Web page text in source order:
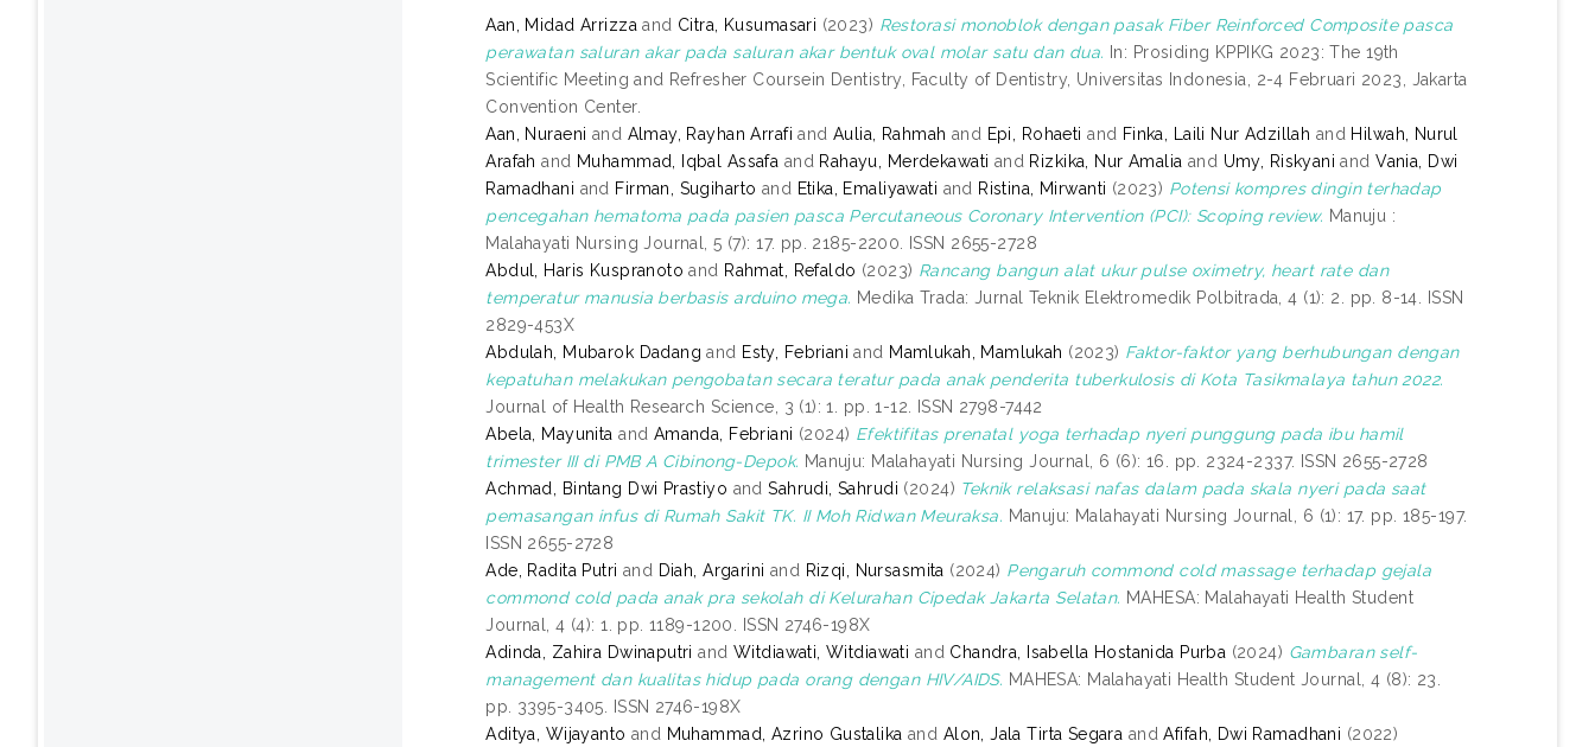
Aan, Midad Arrizza and Citra, Kusumasari (2023) Restorasi monoblok dengan pasak Fiber Reinforced Composite pasca
perawatan saluran akar pada saluran akar bentuk oval molar satu dan dua. In: Prosiding KPPIKG 2023: The 19th
Scientific Meeting and Refresher Coursein Dentistry, Faculty of Dentistry, Universitas Indonesia, 2-4 Februari 2023, Jakarta
Convention Center.
Aan, Nuraeni and Almay, Rayhan Arrafi andAulia, Rahmah and Epi, Rohaeti and Finka, Laili Nur Adzillah and Hilwah, Nurul
Arafah and Muhammad, Iqbal Assafa and Rahayu, Merdekawati and Rizkika, Nur Amalia and Umy, Riskyani andVania, Dwi
Ramadhani and Firman, Sugiharto and Etika, Emaliyawati and Ristina, Mirwanti (2023) Potensi kompres dingin terhadap
pencegahan hematoma pada pasien pasca Percutaneous Coronary Intervention (PCI): Scoping review. Manuju :
Malahayati Nursing Journal, 5 (7): 17. pp. 2185-2200. ISSN 2655-2728
Abdul, Haris Kuspranoto and Rahmat, Refaldo (2023) Rancang bangun alat ukur pulse oximetry, heart rate dan
temperatur manusia berbasis arduino mega. Medika Trada: Jurnal Teknik Elektromedik Polbitrada, 4 (1): 2. pp. 8-14. ISSN
2829-453X
Abdulah, Mubarok Dadang and Esty, Febriani and Mamlukah, Mamlukah (2023) Faktor-faktor yang berhubungan dengan
kepatuhan melakukan pengobatan secara teratur pada anak penderita tuberkulosis di Kota Tasikmalaya tahun 2022.
Journal of Health Research Science, 3 (1): 1. pp. 1-12. ISSN 2798-7442
Abela, Mayunita and Amanda, Febriani (2024) Efektifitas prenatal yoga terhadap nyeri punggung pada ibu hamil
trimester III di PMB A Cibinong-Depok. Manuju: Malahayati Nursing Journal, 6 (6): 16. pp. 2324-2337. ISSN 2655-2728
Achmad, Bintang Dwi Prastiyo andSahrudi, Sahrudi (2024) Teknik relaksasi nafas dalam pada skala nyeri pada saat
pemasangan infus di Rumah Sakit TK. II Moh Ridwan Meuraksa. Manuju: Malahayati Nursing Journal, 6 (1): 17. pp. 185-197.
ISSN 2655-2728
Ade, Radita Putri and Diah, Argarini and Rizqi, Nursasmita (2024) Pengaruh commond cold massage terhadap gejala
commond cold pada anak pra sekolah di Kelurahan Cipedak Jakarta Selatan. MAHESA: Malahayati Health Student
Journal, 4 (4): 1. pp. 1189-1200. ISSN 2746-198X
Adinda, Zahira Dwinaputri and Witdiawati, Witdiawati and Chandra, Isabella Hostanida Purba (2024) Gambaran self-
management dan kualitas hidup pada orang dengan HIV/AIDS. MAHESA: Malahayati Health Student Journal, 4 (8): 23.
pp. 3395-3405. ISSN 2746-198X
Aditya, Wijayanto and Muhammad, Azrino Gustalika and Alon, Jala Tirta Segara andAfifah, Dwi Ramadhani (2022)